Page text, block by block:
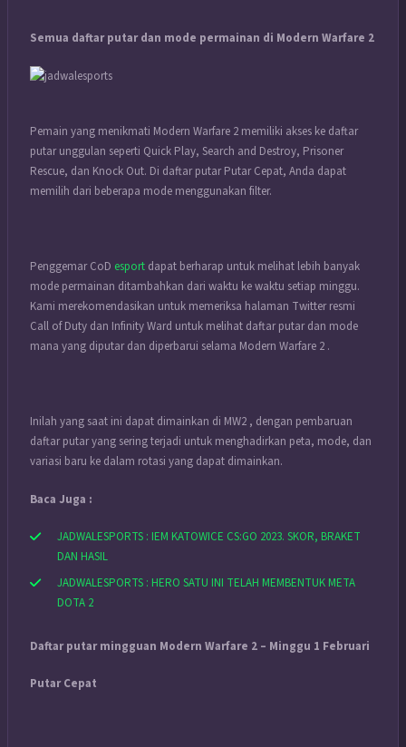
Semua daftar putar dan mode permainan di Modern Warfare 2
Pemain yang menikmati Modern Warfare 2 memiliki akses ke daftar
putar unggulan seperti Quick Play, Search and Destroy, Prisoner
Rescue, dan Knock Out. Di daftar putar Putar Cepat, Anda dapat
memilih dari beberapa mode menggunakan filter.
Penggemar CoD esport dapat berharap untuk melihat lebih banyak
mode permainan ditambahkan dari waktu ke waktu setiap minggu.
Kami merekomendasikan untuk memeriksa halaman Twitter resmi
Call of Duty dan Infinity Ward untuk melihat daftar putar dan mode
mana yang diputar dan diperbarui selama Modern Warfare 2 .
Inilah yang saat ini dapat dimainkan di MW2 , dengan pembaruan
daftar putar yang sering terjadi untuk menghadirkan peta, mode, dan
variasi baru ke dalam rotasi yang dapat dimainkan.
Baca Juga :
JADWALESPORTS : IEM KATOWICE CS:GO 2023. SKOR, BRAKET
DAN HASIL
JADWALESPORTS : HERO SATU INI TELAH MEMBENTUK META
DOTA 2
Daftar putar mingguan Modern Warfare 2 – Minggu 1 Februari
Putar Cepat